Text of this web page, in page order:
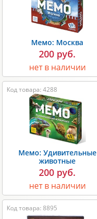
Мемо: Москва
200 руб.
нет в наличии
Код товара: 4288
Мемо: Удивительные
животные
200 руб.
нет в наличии
Код товара: 8895